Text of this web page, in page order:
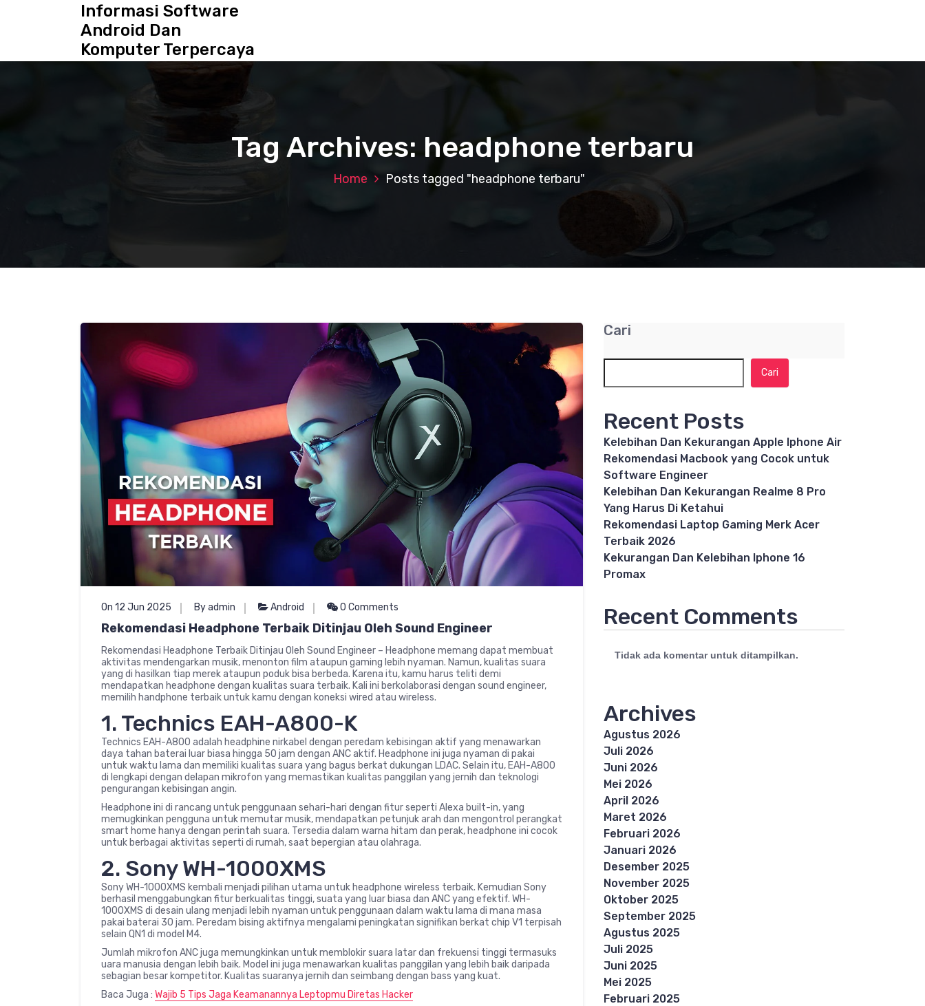
Informasi Software
Android Dan
Komputer Terpercaya
Tag Archives: headphone terbaru
Home Posts tagged "headphone terbaru"
On 12 Jun 2025 By admin Android 0 Comments
Rekomendasi Headphone Terbaik Ditinjau Oleh Sound Engineer
Rekomendasi Headphone Terbaik Ditinjau Oleh Sound Engineer – Headphone memang dapat membuat
aktivitas mendengarkan musik, menonton film ataupun gaming lebih nyaman. Namun, kualitas suara
yang di hasilkan tiap merek ataupun poduk bisa berbeda. Karena itu, kamu harus teliti demi
mendapatkan headphone dengan kualitas suara terbaik. Kali ini berkolaborasi dengan sound engineer,
memilih handphone terbaik untuk kamu dengan koneksi wired atau wireless.
1. Technics EAH-A800-K
Technics EAH-A800 adalah headphine nirkabel dengan peredam kebisingan aktif yang menawarkan
daya tahan baterai luar biasa hingga 50 jam dengan ANC aktif. Headphone ini juga nyaman di pakai
untuk waktu lama dan memiliki kualitas suara yang bagus berkat dukungan LDAC. Selain itu, EAH-A800
di lengkapi dengan delapan mikrofon yang memastikan kualitas panggilan yang jernih dan teknologi
pengurangan kebisingan angin.
Headphone ini di rancang untuk penggunaan sehari-hari dengan fitur seperti Alexa built-in, yang
memugkinkan pengguna untuk memutar musik, mendapatkan petunjuk arah dan mengontrol perangkat
smart home hanya dengan perintah suara. Tersedia dalam warna hitam dan perak, headphone ini cocok
untuk berbagai aktivitas seperti di rumah, saat bepergian atau olahraga.
2. Sony WH-1000XMS
Sony WH-1000XMS kembali menjadi pilihan utama untuk headphone wireless terbaik. Kemudian Sony
berhasil menggabungkan fitur berkualitas tinggi, suata yang luar biasa dan ANC yang efektif. WH-
1000XMS di desain ulang menjadi lebih nyaman untuk penggunaan dalam waktu lama di mana masa
pakai baterai 30 jam. Peredam bising aktifnya mengalami peningkatan signifikan berkat chip V1 terpisah
selain QN1 di model M4.
Jumlah mikrofon ANC juga memungkinkan untuk memblokir suara latar dan frekuensi tinggi termasuks
uara manusia dengan lebih baik. Model ini juga menawarkan kualitas panggilan yang lebih baik daripada
sebagian besar kompetitor. Kualitas suaranya jernih dan seimbang dengan bass yang kuat.
Baca Juga : Wajib 5 Tips Jaga Keamanannya Leptopmu Diretas Hacker
Cari
Cari
Recent Posts
Kelebihan Dan Kekurangan Apple Iphone Air
Rekomendasi Macbook yang Cocok untuk
Software Engineer
Kelebihan Dan Kekurangan Realme 8 Pro
Yang Harus Di Ketahui
Rekomendasi Laptop Gaming Merk Acer
Terbaik 2026
Kekurangan Dan Kelebihan Iphone 16
Promax
Recent Comments
Tidak ada komentar untuk ditampilkan.
Archives
Agustus 2026
Juli 2026
Juni 2026
Mei 2026
April 2026
Maret 2026
Februari 2026
Januari 2026
Desember 2025
November 2025
Oktober 2025
September 2025
Agustus 2025
Juli 2025
Juni 2025
Mei 2025
Februari 2025